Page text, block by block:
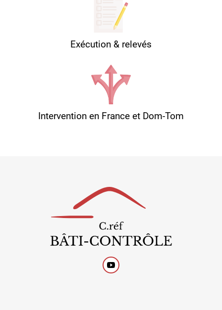
Exécution & relevés
Intervention en France et Dom-Tom